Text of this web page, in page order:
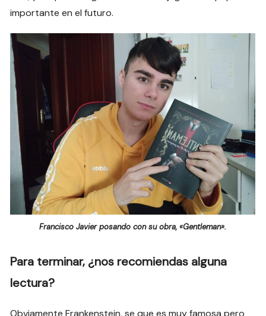
importante en el futuro.
Francisco Javier posando con su obra, «Gentleman».
Para terminar, ¿nos recomiendas alguna
lectura?
Obviamente Frankenstein, se que es muy famosa pero